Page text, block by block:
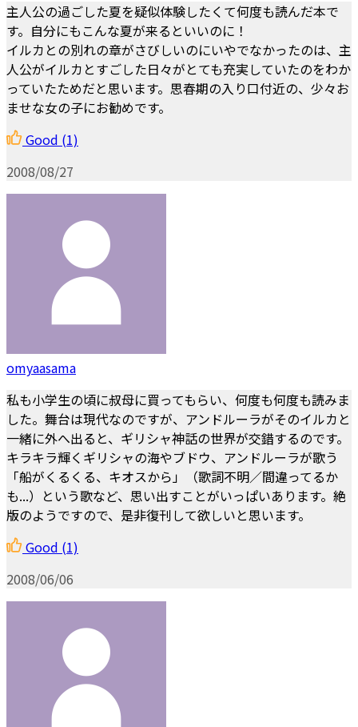
主人公の過ごした夏を疑似体験したくて何度も読んだ本で
す。自分にもこんな夏が来るといいのに！
イルカとの別れの章がさびしいのにいやでなかったのは、主
人公がイルカとすごした日々がとても充実していたのをわか
っていたためだと思います。思春期の入り口付近の、少々お
ませな女の子にお勧めです。
Good (1)
2008/08/27
omyaasama
私も小学生の頃に叔母に買ってもらい、何度も何度も読みま
した。舞台は現代なのですが、アンドルーラがそのイルカと
一緒に外へ出ると、ギリシャ神話の世界が交錯するのです。
キラキラ輝くギリシャの海やブドウ、アンドルーラが歌う
「船がくるくる、キオスから」（歌詞不明／間違ってるか
も...）という歌など、思い出すことがいっぱいあります。絶
版のようですので、是非復刊して欲しいと思います。
Good (1)
2008/06/06